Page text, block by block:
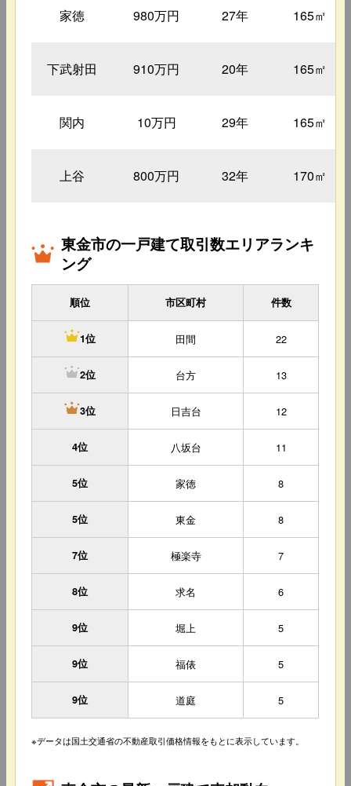
家徳 980万円 27年 165㎡
下武射田 910万円 20年 165㎡
関内 10万円 29年 165㎡
上谷 800万円 32年 170㎡
東金市の一戸建て取引数エリアランキ
ング
順位 市区町村 件数
1位 田間 22
2位 台方 13
3位 日吉台 12
4位 八坂台 11
5位 家徳 8
5位 東金 8
7位 極楽寺 7
8位 求名 6
9位 堀上 5
9位 福俵 5
9位 道庭 5
※データは国土交通省の不動産取引価格情報をもとに表示しています。